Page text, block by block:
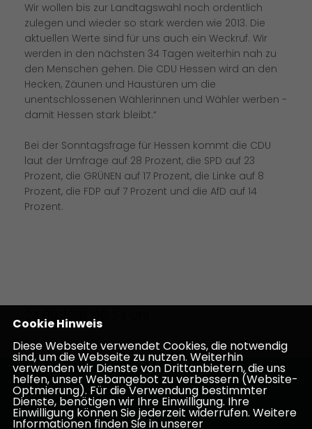
Wir wollen bis zur Landtagswahl noch ordentlich
zulegen und wieder so stark werden wie 2013. Die
aktuellen Werte sind für uns auch ein Weckruf. Wir
werden in den nächsten 34 Tagen weiterhin nah zu
den Menschen gehen. Die CDU Hessen wird an den
Hecken, Zäunen und Haustüren um die
unentschlossenen Wählerinnen und Wähler werben -
damit Hessen stark bleibt.“
Bei der Sonntagsfrage für Hessen kommt die CDU
laut der Umfrage auf 28 Prozent, die SPD auf 23
Prozent, die GRÜNEN auf 17 Prozent, die Linke auf 8
Prozent, die FDP auf 7 Prozent und die AfD auf 14
Prozent.
24.09.2018, 08:34 Uhr
Homepage des CDU Kreisverbandes Darmstadt-
Dieburg
Cookie Hinweis
Diese Webseite verwendet Cookies, die notwendig
sind, um die Webseite zu nutzen. Weiterhin
verwenden wir Dienste von Drittanbietern, die uns
helfen, unser Webangebot zu verbessern (Website-
Optmierung). Für die Verwendung bestimmter
Dienste, benötigen wir Ihre Einwilligung. Ihre
Einwilligung können Sie jederzeit widerrufen. Weitere
Informationen finden Sie in unserer